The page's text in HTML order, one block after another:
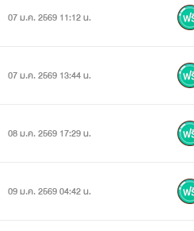
07 ม.ค. 2569 11:12 น.
07 ม.ค. 2569 13:44 น.
08 ม.ค. 2569 17:29 น.
09 ม.ค. 2569 04:42 น.